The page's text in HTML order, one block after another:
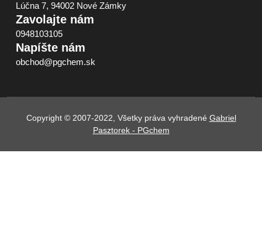
Lúčna 7, 94002 Nové Zámky
Zavolajte nám
0948103105
Napíšte nám
obchod@pgchem.sk
Copyright © 2007-2022, Všetky práva vyhradené Gabriel
Pasztorek - PGchem